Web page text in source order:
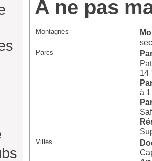
A ne pas
Montagnes
Parcs
14
à
Villes